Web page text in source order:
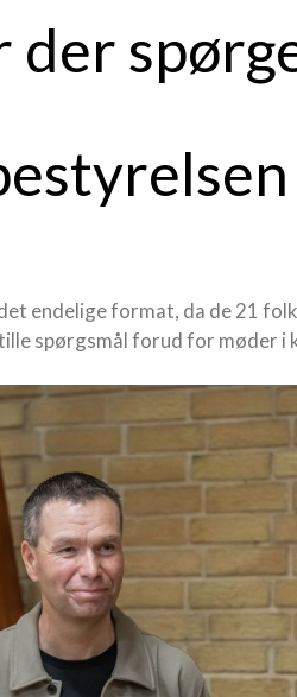
der
endelige format, da de 21
spørgsmål forud for møder i